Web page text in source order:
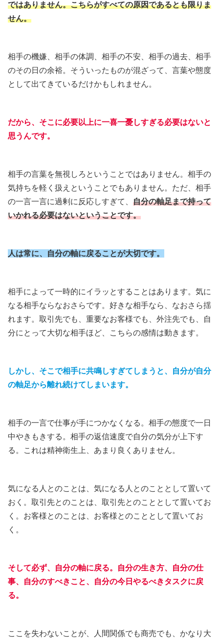
ではありません。こちらがすべての原因であるとも限りま
せん。
相手の機嫌、相手の体調、相手の不安、相手の過去、相手
のその日の余裕。そういったものが混ざって、言葉や態度
として出てきているだけかもしれません。
だから、そこに必要以上に一喜一憂しすぎる必要はないと
思うんです。
相手の言葉を無視しろということではありません。相手の
気持ちを軽く扱えということでもありません。ただ、相手
の一言一言に過剰に反応しすぎて、 自分の軸足まで持って
いかれる必要はないということです。
人は常に、自分の軸に戻ることが大切です。
相手によって一時的にイラッとすることはあります。気に
なる相手ならなおさらです。好きな相手なら、なおさら揺
れます。取引先でも、重要なお客様でも、外注先でも、自
分にとって大切な相手ほど、こちらの感情は動きます。
しかし、そこで相手に共鳴しすぎてしまうと、自分が自分
の軸足から離れ続けてしまいます。
相手の一言で仕事が手につかなくなる。相手の態度で一日
中やきもきする。相手の返信速度で自分の気分が上下す
る。これは精神衛生上、あまり良くありません。
気になる人とのことは、気になる人とのこととして置いて
おく。取引先とのことは、取引先とのこととして置いてお
く。お客様とのことは、お客様とのこととして置いてお
く。
そして必ず、自分の軸に戻る。自分の生き方、自分の仕
事、自分のすべきこと、自分の今日やるべきタスクに戻
る。
ここを失わないことが、人間関係でも商売でも、かなり大